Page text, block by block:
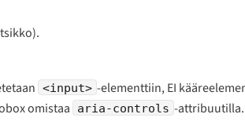
<input> -elementtiin, EI
omistaa aria-controls -attribuutilla.